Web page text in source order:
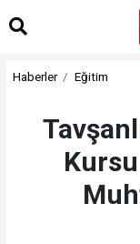
Haberler Eğitim